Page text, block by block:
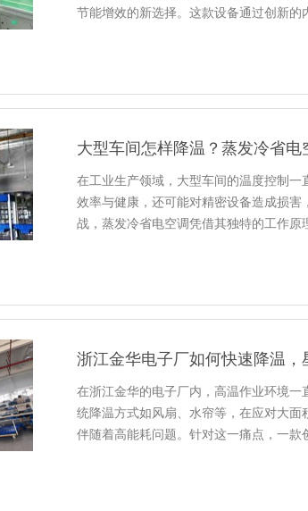
节能增效的新选择。这款设备通过创新
大型车间怎样降温？蒸发冷省
在工业生产领域，大型车间的温度控制
效率与健康，还可能对精密设备造成损
战，蒸发冷省电空调凭借其独特的工作
浙江金华电子厂如何快速降温
在浙江金华的电子厂内，高温作业环境
统降温方式如风扇、水帘等，在应对大
伴随着高能耗问题。针对这一痛点，一